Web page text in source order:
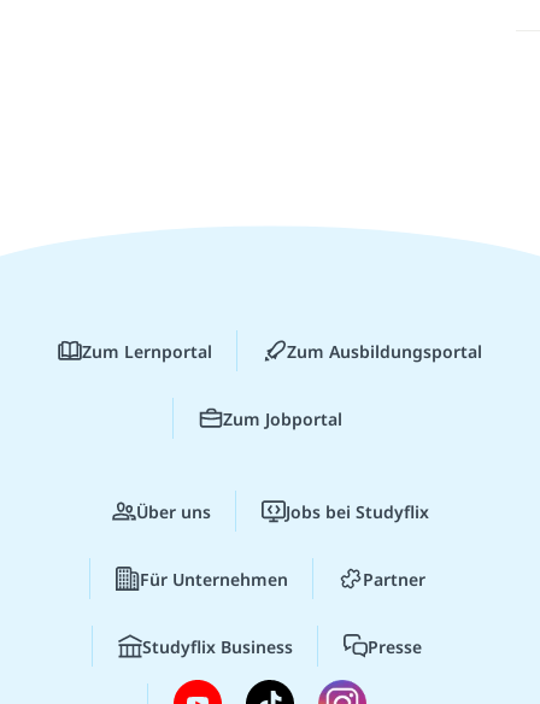
Zum Lernportal Zum Ausbildungsportal
Zum Jobportal
Über uns Jobs bei Studyflix
Für Unternehmen Partner
Studyflix Business Presse